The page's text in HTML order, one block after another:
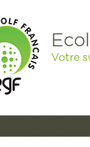
Votre